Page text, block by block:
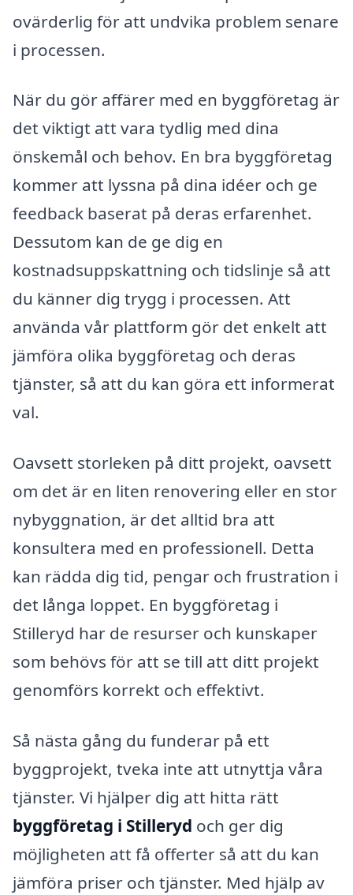
ovärderlig för att undvika problem senare
i processen.
När du gör affärer med en byggföretag är
det viktigt att vara tydlig med dina
önskemål och behov. En bra byggföretag
kommer att lyssna på dina idéer och ge
feedback baserat på deras erfarenhet.
Dessutom kan de ge dig en
kostnadsuppskattning och tidslinje så att
du känner dig trygg i processen. Att
använda vår plattform gör det enkelt att
jämföra olika byggföretag och deras
tjänster, så att du kan göra ett informerat
val.
Oavsett storleken på ditt projekt, oavsett
om det är en liten renovering eller en stor
nybyggnation, är det alltid bra att
konsultera med en professionell. Detta
kan rädda dig tid, pengar och frustration i
det långa loppet. En byggföretag i
Stilleryd har de resurser och kunskaper
som behövs för att se till att ditt projekt
genomförs korrekt och effektivt.
Så nästa gång du funderar på ett
byggprojekt, tveka inte att utnyttja våra
tjänster. Vi hjälper dig att hitta rätt
byggföretag i Stilleryd och ger dig
möjligheten att få offerter så att du kan
jämföra priser och tjänster. Med hjälp av